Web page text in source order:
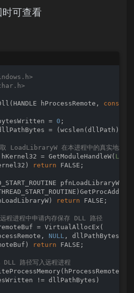
可查看
(HANDLE hProcessRemote, const
=
0 ;
= (wcslen(dllPath) +
LoadLibraryW 在本进程中的真实地址
= GetModuleHandleW(
return FALSE;
pfnLoadLibraryW =
return FALSE;
进程中申请内存保存 DLL 路径
= VirtualAllocEx(
NULL , dllPathBytes,
return FALSE;
路径写入远程进程
!= dllPathBytes)